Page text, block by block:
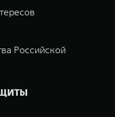
Российской